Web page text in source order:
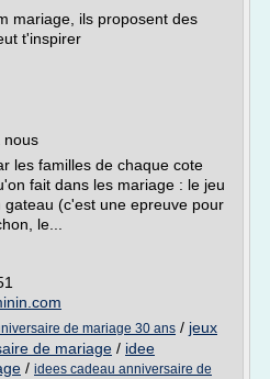
mariage, ils proposent des
t'inspirer
nous
les familles de chaque cote
fait dans les mariage : le jeu
(c'est une epreuve pour
le...
de mariage 30 ans / jeux
de mariage / idee
/ idees cadeau anniversaire de